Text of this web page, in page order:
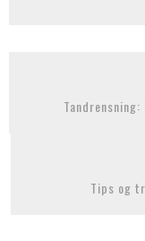
Tips og